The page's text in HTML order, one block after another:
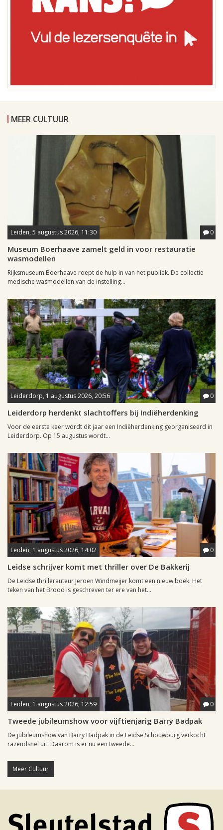
MEER CULTUUR
Leiden, 5 augustus 2026, 11:30 0
Museum Boerhaave zamelt geld in voor restauratie
wasmodellen
Rijksmuseum Boerhaave roept de hulp in van het publiek. De collectie
medische wasmodellen van de instelling...
Leiderdorp, 1 augustus 2026, 20:56 0
Leiderdorp herdenkt slachtoffers bij Indiëherdenking
Voor de eerste keer wordt dit jaar een Indiëherdenking georganiseerd in
Leiderdorp. Op 15 augustus wordt...
Leiden, 1 augustus 2026, 14:02 0
Leidse schrijver komt met thriller over De Bakkerij
De Leidse thrillerauteur Jeroen Windmeijer komt een nieuw boek. Het
teken van het Brood is geschreven ter ere van het...
Leiden, 1 augustus 2026, 12:59 0
Tweede jubileumshow voor vijftienjarig Barry Badpak
De jubileumshow van Barry Badpak in de Leidse Schouwburg verkocht
razendsnel uit. Daarom is er nu een tweede...
Meer Cultuur